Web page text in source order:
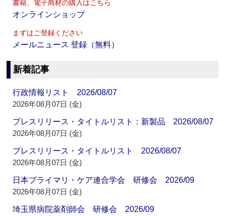
書籍、電子商材の購入はこちら
オンラインショップ
まずはご登録ください
メールニュース 登録（無料）
新着記事
行政情報リスト 2026/08/07
2026年08月07日 (金)
プレスリリース・タイトルリスト：新製品 2026/08/07
2026年08月07日 (金)
プレスリリース・タイトルリスト 2026/08/07
2026年08月07日 (金)
日本プライマリ・ケア連合学会 研修会 2026/09
2026年08月07日 (金)
埼玉県病院薬剤師会 研修会 2026/09